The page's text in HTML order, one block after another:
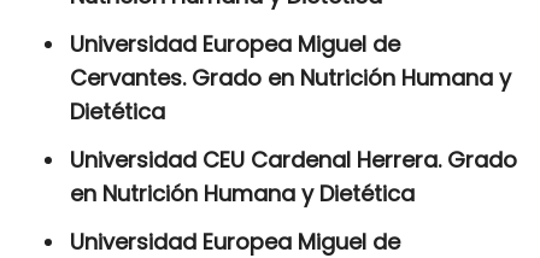
Universidad Europea Miguel de
Cervantes. Grado en Nutrición Humana y
Dietética
Universidad CEU Cardenal Herrera. Grado
en Nutrición Humana y Dietética
Universidad Europea Miguel de